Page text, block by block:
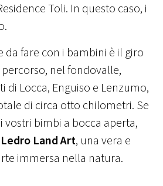
Toli. In questo caso, i
da fare con i bambini è il giro
percorso, nel fondovalle,
di Locca, Enguiso e Lenzumo,
di circa otto chilometri. Se
vostri bimbi a bocca aperta,
Ledro Land Art, una vera e
immersa nella natura.